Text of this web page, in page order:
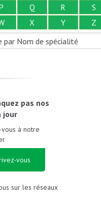
Q R S
X Y Z
par Nom de spécialité
pas nos
jour
à notre
vous
sur les réseaux